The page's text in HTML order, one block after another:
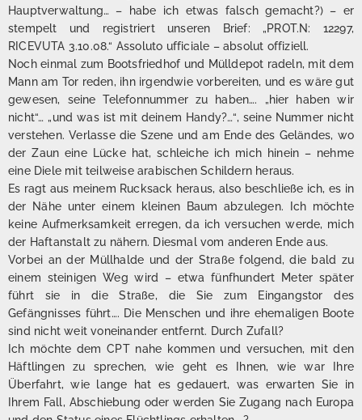
Hauptverwaltung… – habe ich etwas falsch gemacht?) – er
stempelt und registriert unseren Brief: „PROT.N: 12297,
RICEVUTA 3.10.08.“ Assoluto ufficiale – absolut offiziell.
Noch einmal zum Bootsfriedhof und Mülldepot radeln, mit dem
Mann am Tor reden, ihn irgendwie vorbereiten, und es wäre gut
gewesen, seine Telefonnummer zu haben…. „hier haben wir
nicht“… „und was ist mit deinem Handy?…“, seine Nummer nicht
verstehen. Verlasse die Szene und am Ende des Geländes, wo
der Zaun eine Lücke hat, schleiche ich mich hinein – nehme
eine Diele mit teilweise arabischen Schildern heraus.
Es ragt aus meinem Rucksack heraus, also beschließe ich, es in
der Nähe unter einem kleinen Baum abzulegen. Ich möchte
keine Aufmerksamkeit erregen, da ich versuchen werde, mich
der Haftanstalt zu nähern. Diesmal vom anderen Ende aus.
Vorbei an der Müllhalde und der Straße folgend, die bald zu
einem steinigen Weg wird – etwa fünfhundert Meter später
führt sie in die Straße, die Sie zum Eingangstor des
Gefängnisses führt…. Die Menschen und ihre ehemaligen Boote
sind nicht weit voneinander entfernt. Durch Zufall?
Ich möchte dem CPT nahe kommen und versuchen, mit den
Häftlingen zu sprechen, wie geht es Ihnen, wie war Ihre
Überfahrt, wie lange hat es gedauert, was erwarten Sie in
Ihrem Fall, Abschiebung oder werden Sie Zugang nach Europa